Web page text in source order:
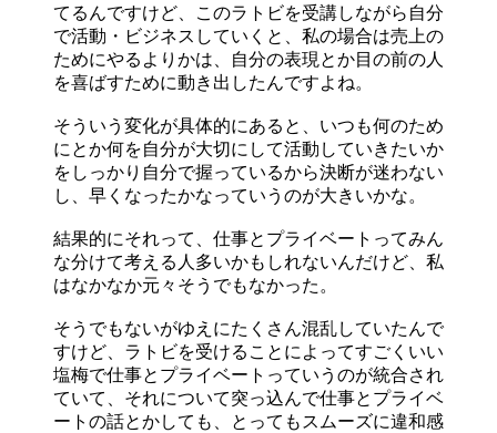
てるんですけど、このラトビを受講しながら自分
で活動・ビジネスしていくと、私の場合は売上の
ためにやるよりかは、自分の表現とか目の前の人
を喜ばすために動き出したんですよね。
そういう変化が具体的にあると、いつも何のため
にとか何を自分が大切にして活動していきたいか
をしっかり自分で握っているから決断が迷わない
し、早くなったかなっていうのが大きいかな。
結果的にそれって、仕事とプライベートってみん
な分けて考える人多いかもしれないんだけど、私
はなかなか元々そうでもなかった。
そうでもないがゆえにたくさん混乱していたんで
すけど、ラトビを受けることによってすごくいい
塩梅で仕事とプライベートっていうのが統合され
ていて、それについて突っ込んで仕事とプライベ
ートの話とかしても、とってもスムーズに違和感